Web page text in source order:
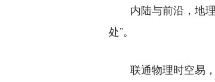
内陆与前沿，地理
处”。
联通物理时空易，